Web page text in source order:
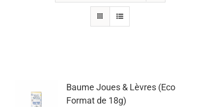
Baume Joues & Lèvres (Eco
Format de 18g)